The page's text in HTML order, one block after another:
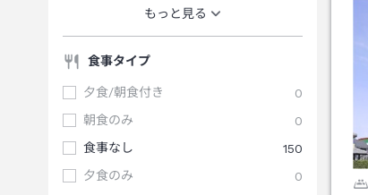
もっと見る
食事タイプ
夕食/朝食付き
0
朝食のみ
0
食事なし
150
夕食のみ
0